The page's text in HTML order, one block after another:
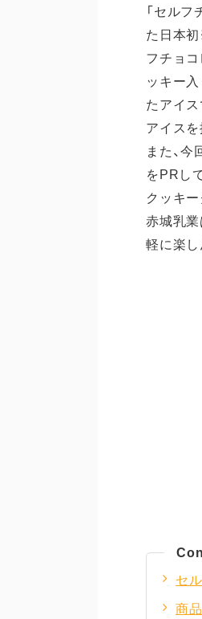
「セル
た日本
フチョ
ッキー
たアイ
アイス
また、
をPRし
クッキ
赤城乳業
軽に楽
セ
商